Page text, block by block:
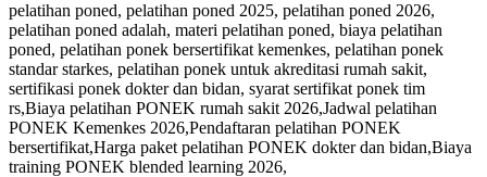
pelatihan poned, pelatihan poned 2025, pelatihan poned 2026,
pelatihan poned adalah, materi pelatihan poned, biaya pelatihan
poned, pelatihan ponek bersertifikat kemenkes, pelatihan ponek
standar starkes, pelatihan ponek untuk akreditasi rumah sakit,
sertifikasi ponek dokter dan bidan, syarat sertifikat ponek tim
rs,Biaya pelatihan PONEK rumah sakit 2026,Jadwal pelatihan
PONEK Kemenkes 2026,Pendaftaran pelatihan PONEK
bersertifikat,Harga paket pelatihan PONEK dokter dan bidan,Biaya
training PONEK blended learning 2026,